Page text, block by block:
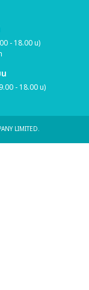
- 18.00 น)
- 18.00 น)
LIMITED.